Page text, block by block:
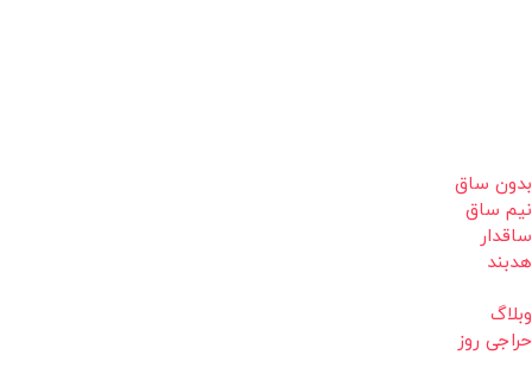
بدون ساق
نیم ساق
ساقدار
هدبند
وبلاگ
حراجی روز